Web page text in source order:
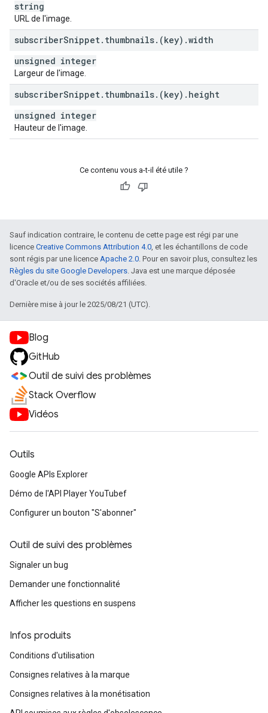
string
URL de l'image.
subscriberSnippet. thumbnails. (key) .width
unsigned integer
Largeur de l'image.
subscriberSnippet. thumbnails. (key) . height
unsigned integer
Hauteur de l'image.
Ce contenu vous a-t-il été utile ?
Sauf indication contraire, le contenu de cette page est régi par une
licence Creative Commons Attribution 4.0, et les échantillons de code
sont régis par une licence Apache 2.0. Pour en savoir plus, consultez les
Règles du site Google Developers. Java est une marque déposée
d'Oracle et/ou de ses sociétés affiliées.
Dernière mise à jour le 2025/08/21 (UTC).
Blog
GitHub
Outil de suivi des problèmes
Stack Overflow
Vidéos
Outils
Google APIs Explorer
Démo de l'API Player YouTubef
Configurer un bouton "S'abonner"
Outil de suivi des problèmes
Signaler un bug
Demander une fonctionnalité
Afficher les questions en suspens
Infos produits
Conditions d'utilisation
Consignes relatives à la marque
Consignes relatives à la monétisation